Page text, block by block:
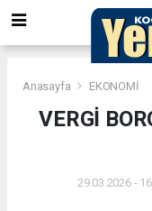
Anasayfa EKONOMİ
VERGİ
29.03.2026 -